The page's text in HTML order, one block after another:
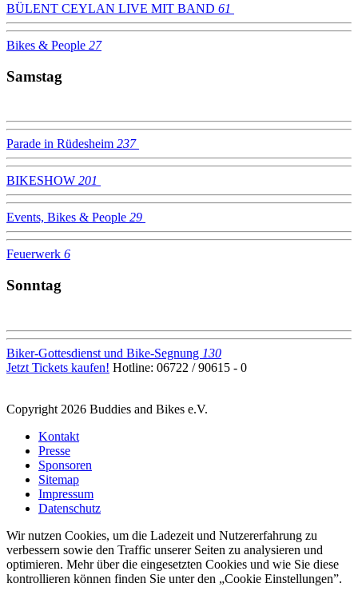
BÜLENT CEYLAN LIVE MIT BAND 61
Bikes & People 27
Samstag
Parade in Rüdesheim 237
BIKESHOW 201
Events, Bikes & People 29
Feuerwerk 6
Sonntag
Biker-Gottesdienst und Bike-Segnung 130
Jetzt Tickets kaufen! Hotline: 06722 / 90615 - 0
Copyright 2026 Buddies and Bikes e.V.
Kontakt
Presse
Sponsoren
Sitemap
Impressum
Datenschutz
Wir nutzen Cookies, um die Ladezeit und Nutzererfahrung zu
verbessern sowie den Traffic unserer Seiten zu analysieren und
optimieren. Mehr über die eingesetzten Cookies und wie Sie diese
kontrollieren können finden Sie unter den „Cookie Einstellungen”.